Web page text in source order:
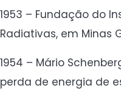
1953 – Fundação do
Radiativas, em Minas
1954 – Mário
perda de energia de